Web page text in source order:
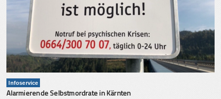
Infoservice
Alarmierende Selbstmordrate in Kärnten